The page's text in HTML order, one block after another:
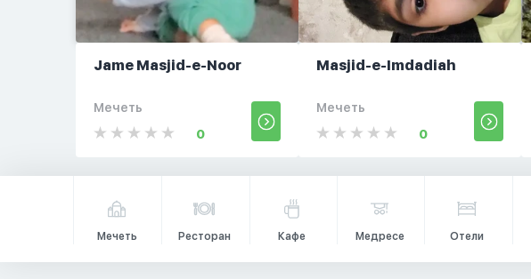
Jame Masjid-e-Noor
Мечеть
0
Masjid-e-Imdadiah
Мечеть
0
Мечеть Ресторан Кафе Медресе Отели